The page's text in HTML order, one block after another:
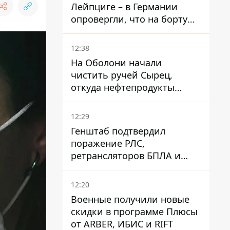
Лейпциге – в Германии
опровергли, что на борту
украинского самолета были
оружие и боеприпасы
12:38
На Оболони начали
чистить ручей Сырец,
откуда нефтепродукты
попадали в озера
12:29
Генштаб подтвердил
поражение РЛС,
ретрансляторов БПЛА и
других военных объектов
РФ в Крыму и на юге
12:20
Военные получили новые
скидки в программе Плюсы
от ARBER, ИБИС и RIFT